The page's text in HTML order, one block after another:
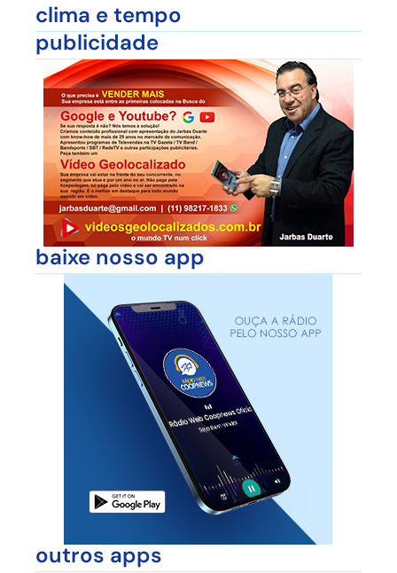
clima e tempo
publicidade
baixe nosso app
outros apps